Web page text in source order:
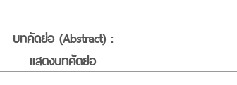
บทคัดย่อ (Abstract) :
แสดงบทคัดย่อ